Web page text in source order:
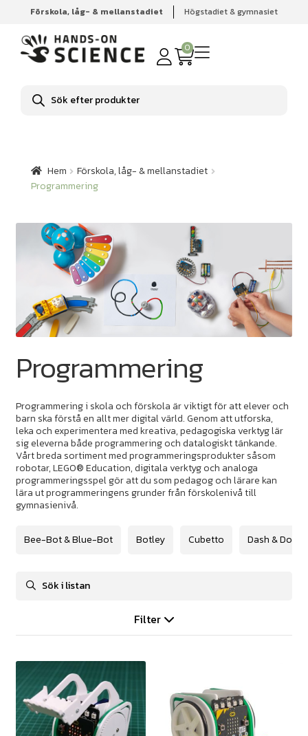
Förskola, låg- & mellanstadiet Högstadiet & gymnasiet
0
Produktsökning
Hem Förskola, låg- & mellanstadiet Programmering
Hem
Förskola, låg- & mellanstadiet
Programmering
Programmering
Programmering i skola och förskola är viktigt för att elever och
barn ska förstå en allt mer digital värld. Genom att utforska,
leka och experimentera med kreativa, pedagogiska verktyg lär
sig eleverna både programmering och datalogiskt tänkande.
Vårt breda sortiment med programmeringsprodukter såsom
robotar, LEGO® Education, digitala verktyg och analoga
programmeringsspel gör att du som pedagog och lärare kan
lära ut programmeringens grunder från förskolenivå till
gymnasienivå.
Bee-Bot & Blue-Bot Botley Cubetto Dash & Dot
Filter